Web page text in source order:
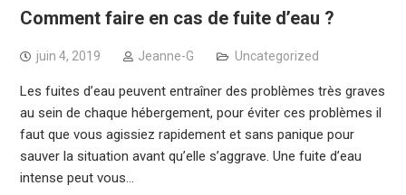
Comment faire en cas de fuite d’eau ?
juin 4, 2019 Jeanne-G Uncategorized
Les fuites d’eau peuvent entraîner des problèmes très graves
au sein de chaque hébergement, pour éviter ces problèmes il
faut que vous agissiez rapidement et sans panique pour
sauver la situation avant qu’elle s’aggrave. Une fuite d’eau
intense peut vous…